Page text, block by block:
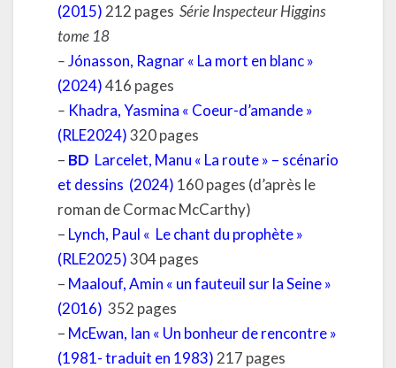
(2015) 212 pages Série Inspecteur Higgins
tome 18
–Jónasson, Ragnar « La mort en blanc »
(2024)416 pages
– Khadra, Yasmina « Coeur-d’amande »
(RLE2024)320 pages
– BD Larcelet, Manu « La route » – scénario
et dessins (2024) 160 pages (d’après le
roman de Cormac McCarthy)
– Lynch, Paul « Le chant du prophète »
(RLE2025)304 pages
– Maalouf, Amin « un fauteuil sur la Seine »
(2016) 352 pages
– McEwan, Ian « Un bonheur de rencontre »
(1981- traduit en 1983) 217 pages